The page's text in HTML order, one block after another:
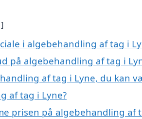
i algebehandling af tag i
på algebehandling af tag i
af tag i Lyne, du kan
af tag i Lyne?
prisen på algebehandling af